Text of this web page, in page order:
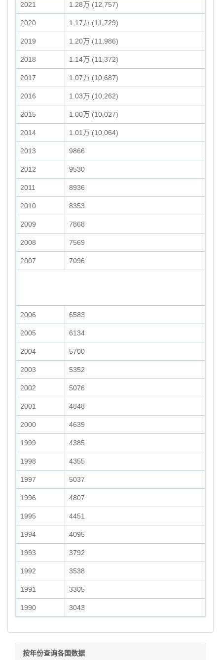
2021 1.28万 (12,757)
2020 1.17万 (11,729)
2019 1.20万 (11,986)
2018 1.14万 (11,372)
2017 1.07万 (10,687)
2016 1.03万 (10,262)
2015 1.00万 (10,027)
2014 1.01万 (10,064)
2013 9866
2012 9530
2011 8936
2010 8353
2009 7868
2008 7569
2007 7096
2006 6583
2005 6134
2004 5700
2003 5352
2002 5076
2001 4848
2000 4639
1999 4385
1998 4355
1997 5037
1996 4807
1995 4451
1994 4095
1993 3792
1992 3538
1991 3305
1990 3043
按年份查询各国数据